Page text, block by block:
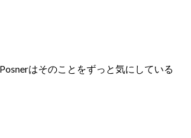
はそのことをずっと気にしている